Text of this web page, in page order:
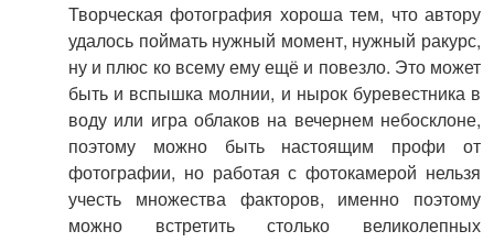
Творческая фотография хороша тем, что автору
удалось поймать нужный момент, нужный ракурс,
ну и плюс ко всему ему ещё и повезло. Это может
быть и вспышка молнии, и нырок буревестника в
воду или игра облаков на вечернем небосклоне,
поэтому можно быть настоящим профи от
фотографии, но работая с фотокамерой нельзя
учесть множества факторов, именно поэтому
можно встретить столько великолепных